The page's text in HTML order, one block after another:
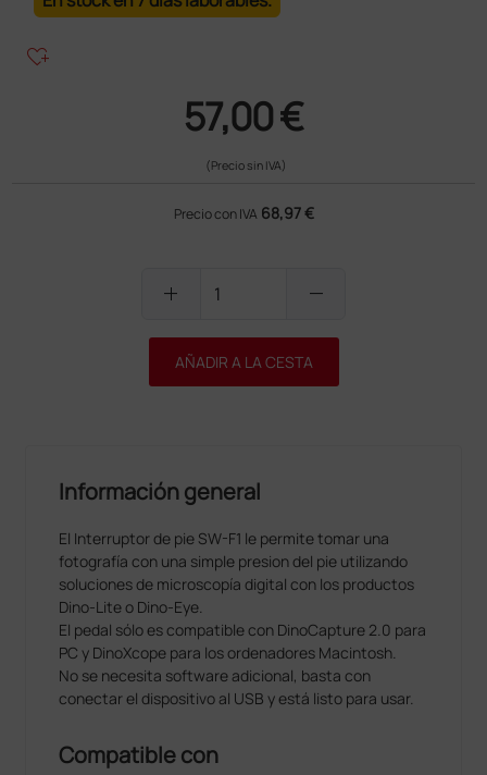
heart_plus
57,00 €
(Precio sin IVA)
Precio con IVA 68,97 €
add remove
AÑADIR A LA CESTA
Información general
El Interruptor de pie SW-F1 le permite tomar una
fotografía con una simple presion del pie utilizando
soluciones de microscopía digital con los productos
Dino-Lite o Dino-Eye.
El pedal sólo es compatible con DinoCapture 2.0 para
PC y DinoXcope para los ordenadores Macintosh.
No se necesita software adicional, basta con
conectar el dispositivo al USB y está listo para usar.
Compatible con